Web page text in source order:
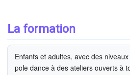
La formation
Enfants et adultes, avec des
pole dance à des ateliers ouverts à